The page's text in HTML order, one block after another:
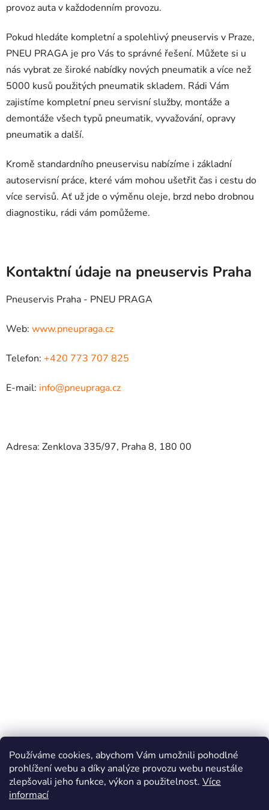
Používáme cookies, abychom Vám umožnili pohodlné
prohlížení webu a díky analýze provozu webu neustále
zlepšovali jeho funkce, výkon a použitelnost. Více
informací
provoz auta v každodenním provozu.
Pokud hledáte kompletní a spolehlivý pneuservis v Praze,
PNEU PRAGA je pro Vás to správné řešení. Můžete si u
nás vybrat ze široké nabídky nových pneumatik a více než
5000 kusů použitých pneumatik skladem. Rádi Vám
zajistíme kompletní pneu servisní služby, montáže a
demontáže všech typů pneumatik, vyvažování, opravy
pneumatik a další.
Kromě standardního pneuservisu nabízíme i základní
autoservisní práce, které vám mohou ušetřit čas i cestu do
více servisů. Ať už jde o výměnu oleje, brzd nebo drobnou
diagnostiku, rádi vám pomůžeme.
Kontaktní údaje na pneuservis Praha
Pneuservis Praha - PNEU PRAGA
Web: www.pneupraga.cz
Telefon: +420 773 707 825
E-mail: info@pneupraga.cz
Adresa: Zenklova 335/97, Praha 8, 180 00